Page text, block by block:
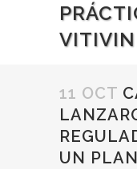
11 OCT
UN